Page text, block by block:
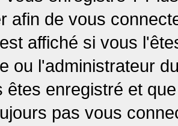
afin de vous
affiché si vous
ou l'administrateur
êtes enregistré et
pas vous